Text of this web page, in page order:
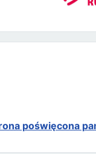
poświęcona